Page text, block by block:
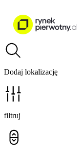
Dodaj lokalizację
filtruj